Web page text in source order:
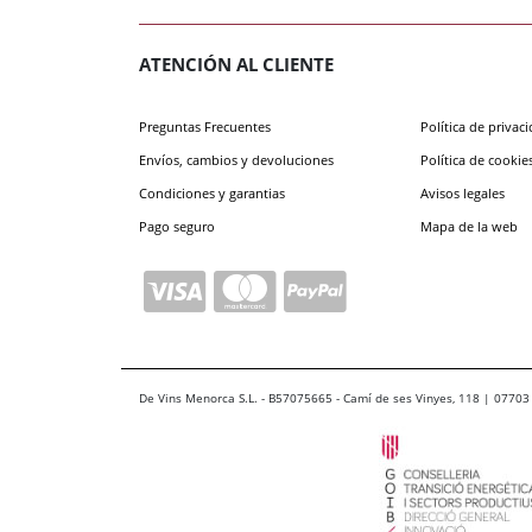
ATENCIÓN AL CLIENTE
Preguntas Frecuentes
Envíos, cambios y devoluciones
Condiciones y garantias
Pago seguro
Política de
Política de
Avisos legales
Mapa de la web
De Vins Menorca S.L. - B57075665 - Camí de ses Vinyes, 118 |